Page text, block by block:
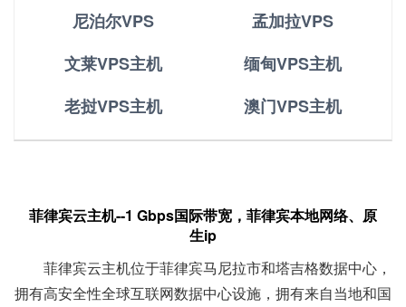
尼泊尔VPS
孟加拉VPS
文莱VPS主机
缅甸VPS主机
老挝VPS主机
澳门VPS主机
菲律宾云主机--1 Gbps国际带宽，菲律宾本地网络、原
生ip
菲律宾云主机位于菲律宾马尼拉市和塔吉格数据中心，
拥有高安全性全球互联网数据中心设施，拥有来自当地和国